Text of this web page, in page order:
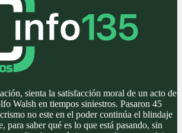
sienta la satisfacción moral de un acto de
Walsh en tiempos siniestros. Pasaron 45
no este en el poder continúa el blindaje
para saber qué es lo que está pasando, sin